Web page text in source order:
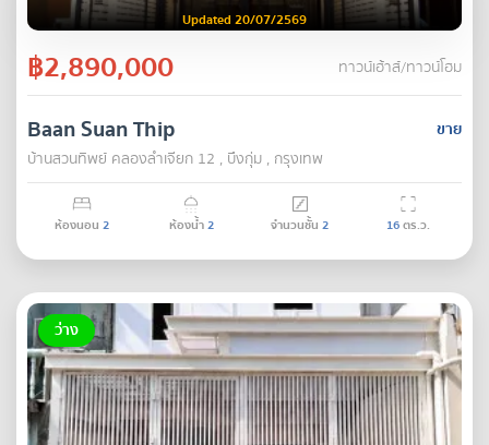
Updated 20/07/2569
฿2,890,000 ทาวน์เฮ้าส์/ทาวน์โฮม
ขาย
Baan Suan Thip
บ้านสวนทิพย์ คลองลำเจียก 12 , บึงกุ่ม , กรุงเทพ
ห้องนอน 2 ห้องน้ำ2 จำนวนชั้น 2 16ตร.ว.
ว่าง